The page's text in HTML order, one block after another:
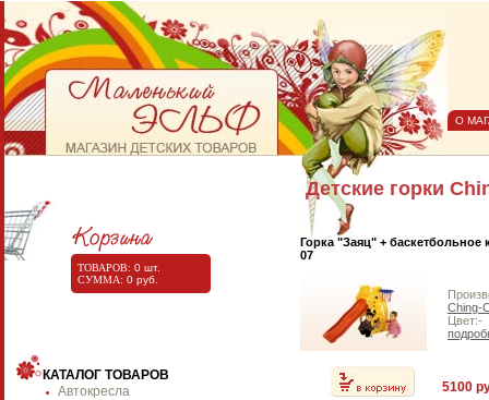
О
ТОВАРОВ: 0 шт.
СУММА: 0 руб.
КАТАЛОГ ТОВАРОВ
Автокресла
Детские горки
Горка "Заяц" + баскетбольное
07
Ching-
Цвет:-
5100